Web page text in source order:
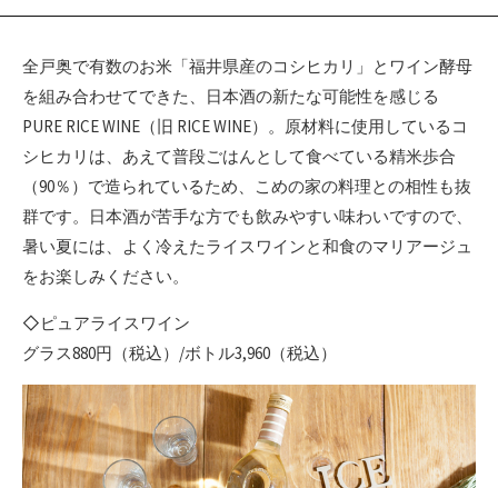
全戸奥で有数のお米「福井県産のコシヒカリ」とワイン酵母
を組み合わせてできた、日本酒の新たな可能性を感じる
PURE RICE WINE（旧 RICE WINE）。原材料に使用しているコ
シヒカリは、あえて普段ごはんとして食べている精米歩合
（90％）で造られているため、こめの家の料理との相性も抜
群です。日本酒が苦手な方でも飲みやすい味わいですので、
暑い夏には、よく冷えたライスワインと和食のマリアージュ
をお楽しみください。
◇ピュアライスワイン
グラス880円（税込）/ボトル3,960（税込）